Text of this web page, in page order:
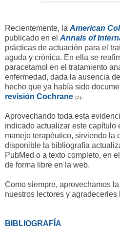
Recientemente, la American
publicado en el Annals of
prácticas de actuación para el
aguda y crónica. En ella se
paracetamol en el tratamiento
enfermedad, dada la ausencia
hecho que ya había sido
revisión Cochrane (2).
Aprovechando toda esta
indicado actualizar este capítulo
manejo terapéutico, sirviendo la
disponible la bibliografía
PubMed o a texto completo, en
de forma libre en la web.
Como siempre, aprovechamos
nuestros lectores y
BIBLIOGRAFÍA